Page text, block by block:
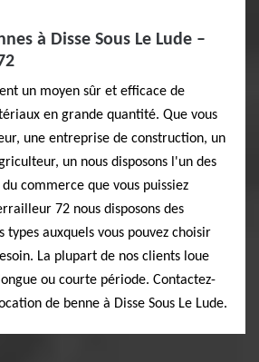
à Disse Sous Le Lude –
un moyen sûr et efficace de
en grande quantité. Que vous
une entreprise de construction, un
un nous disposons l'un des
commerce que vous puissiez
72 nous disposons des
types auxquels vous pouvez choisir
La plupart de nos clients loue
ou courte période. Contactez-
de benne à Disse Sous Le Lude.